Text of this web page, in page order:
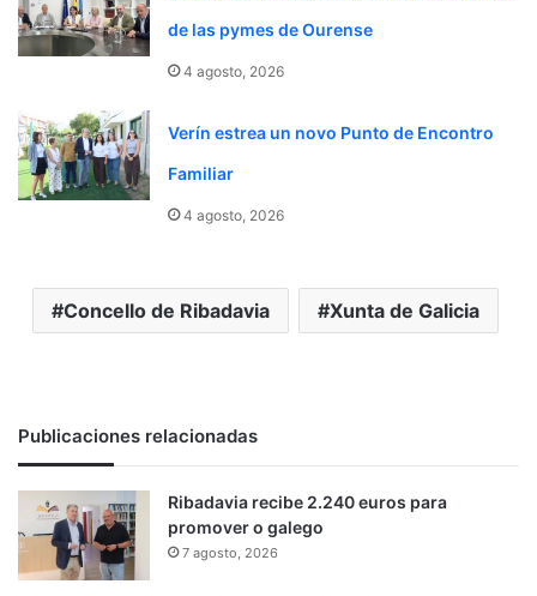
de las pymes de Ourense
4 agosto, 2026
Verín estrea un novo Punto de Encontro
Familiar
4 agosto, 2026
Concello de Ribadavia Xunta de Galicia
Publicaciones relacionadas
Ribadavia recibe 2.240 euros para
promover o galego
7 agosto, 2026